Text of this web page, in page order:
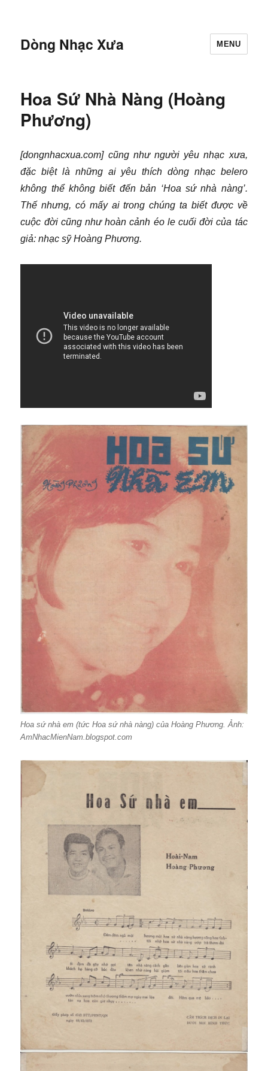
Dòng Nhạc Xưa MENU
Hoa Sứ Nhà Nàng (Hoàng
Phương)
[dongnhacxua.com] cũng như người yêu nhạc xưa,
đặc biệt là những ai yêu thích dòng nhạc belero
không thể không biết đến bản ‘Hoa sứ nhà nàng’.
Thế nhưng, có mấy ai trong chúng ta biết được về
cuộc đời cũng như hoàn cảnh éo le cuối đời của tác
giả: nhạc sỹ Hoàng Phương.
Hoa sứ nhà em (tức Hoa sứ nhà nàng) của Hoàng Phương. Ảnh:
AmNhacMienNam.blogspot.com